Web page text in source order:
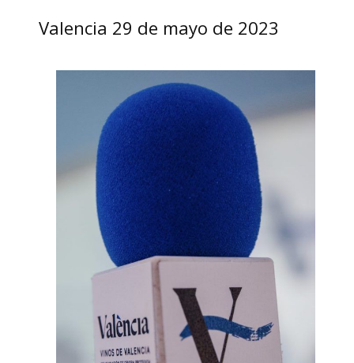
Valencia 29 de mayo de 2023